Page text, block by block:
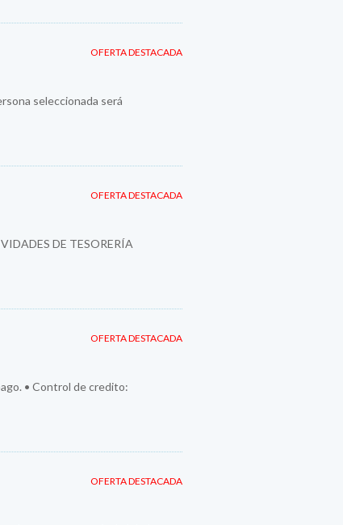
OFERTA DESTACADA
seleccionada será
OFERTA DESTACADA
DE TESORERÍA
OFERTA DESTACADA
• Control de credito:
OFERTA DESTACADA